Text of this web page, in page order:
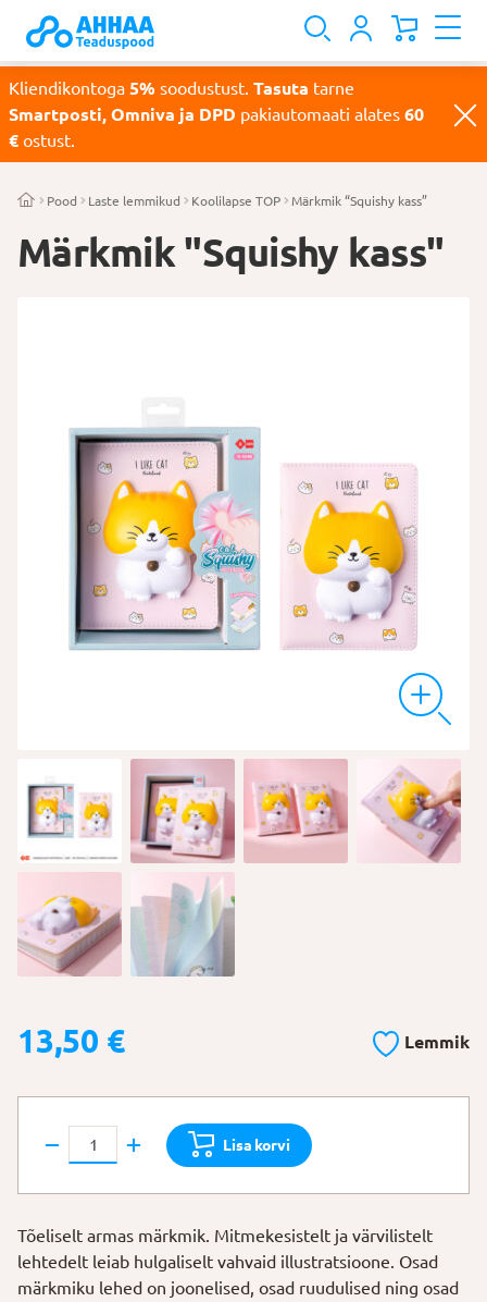
Kliendikontoga 5% soodustust. Tasuta tarne
Smartposti, Omniva ja DPD pakiautomaati alates 60
€ ostust.
Pood Laste lemmikud Koolilapse TOP Märkmik “Squishy kass”
Märkmik "Squishy kass"
13,50 € Lemmik
Märkmik
"Squishy
kass"
Lisa korvi
Tõeliselt armas märkmik. Mitmekesistelt ja värvilistelt
lehtedelt leiab hulgaliselt vahvaid illustratsioone. Osad
märkmiku lehed on joonelised, osad ruudulised ning osad